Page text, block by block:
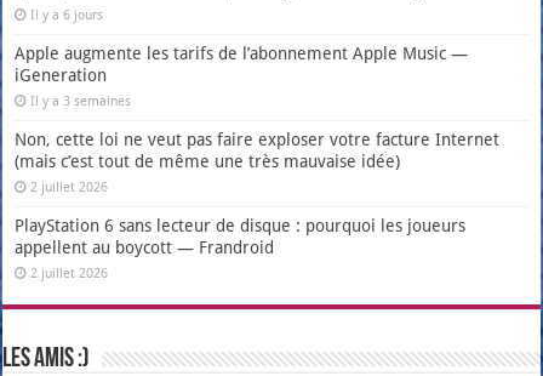
Il y a 6 jours
Apple augmente les tarifs de l’abonnement Apple Music —
iGeneration
Il y a 3 semaines
Non, cette loi ne veut pas faire exploser votre facture Internet
(mais c’est tout de même une très mauvaise idée)
2 juillet 2026
PlayStation 6 sans lecteur de disque : pourquoi les joueurs
appellent au boycott — Frandroid
2 juillet 2026
Les amis :)